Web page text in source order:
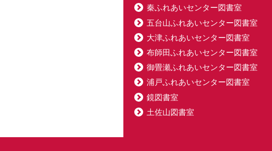
秦ふれあいセンター図書室
五台山ふれあいセンター図書室
大津ふれあいセンター図書室
布師田ふれあいセンター図書室
御畳瀬ふれあいセンター図書室
浦戸ふれあいセンター図書室
鏡図書室
土佐山図書室